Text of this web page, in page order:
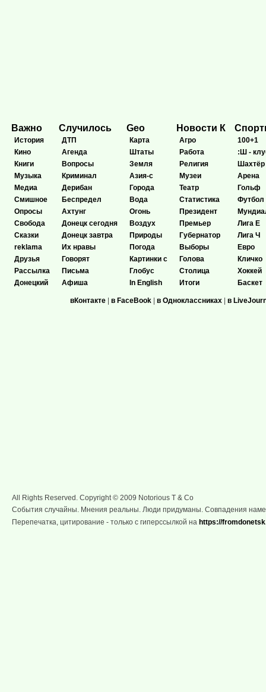
Важно
История
Кино
Книги
Музыка
Медиа
Смишное
Опросы
Свобода
Сказки
reklama
Друзья
Рассылка
Донецкий
Случилось
ДТП
Агенда
Вопросы
Криминал
Дерибан
Беспредел
Ахтунг
Донецк сегодня
Донецк завтра
Их нравы
Говорят
Письма
Афиша
Geo
Карта
Штаты
Земля
Азия-с
Города
Вода
Огонь
Воздух
Природы
Погода
Картинки с
Глобус
In English
Новости К
Агро
Работа
Религия
Музеи
Театр
Статистика
Президент
Премьер
Губернатор
Выборы
Голова
Столица
Итоги
100+1
:Ш -
Шахтёр
Арена
Гольф
Футбол
Лига Е
Лига Ч
Евро
Кличко
Хоккей
Баскет
вКонтакте | в FaceBook | в Одноклассниках | в
All Rights Reserved. Copyright © 2009 Notorious T & Co
События случайны. Мнения реальны. Люди придуманы. Совпадения
Перепечатка, цитирование - только с гиперссылкой на https://